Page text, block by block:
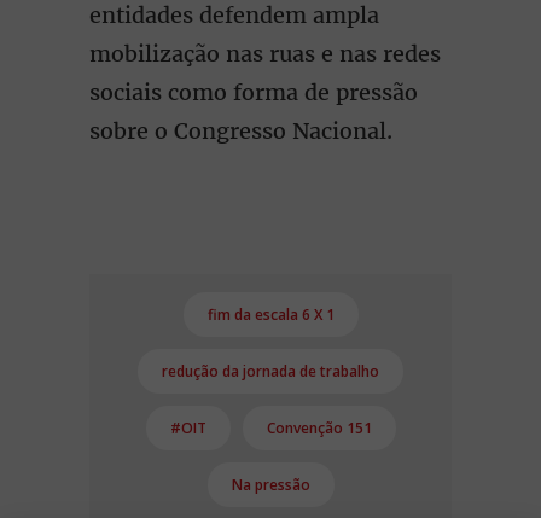
entidades defendem ampla
mobilização nas ruas e nas redes
sociais como forma de pressão
sobre o Congresso Nacional.
fim da escala 6 X 1
redução da jornada de trabalho
#OIT Convenção 151
Na pressão